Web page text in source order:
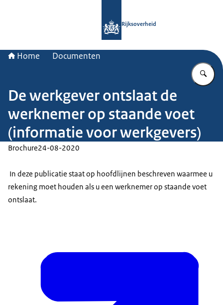
Rijksoverheid
Home Documenten
De werkgever ontslaat de
werknemer op staande voet
(informatie voor werkgevers)
Brochure24-08-2020
In deze publicatie staat op hoofdlijnen beschreven waarmee u
rekening moet houden als u een werknemer op staande voet
ontslaat.